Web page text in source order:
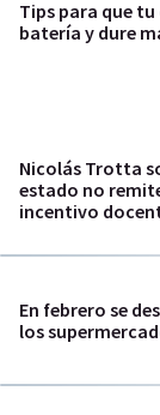
Tips para que
batería y dure
Nicolás Trotta
estado no
incentivo
En febrero se
los